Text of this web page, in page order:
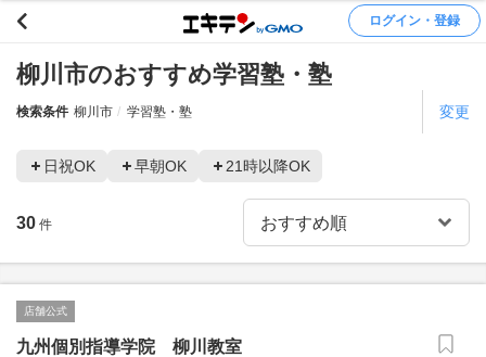
ログイン・登録
柳川市のおすすめ学習塾・塾
検索条件 柳川市 学習塾・塾 変更
日祝OK 早朝OK 21時以降OK
30 件
店舗公式
九州個別指導学院 柳川教室